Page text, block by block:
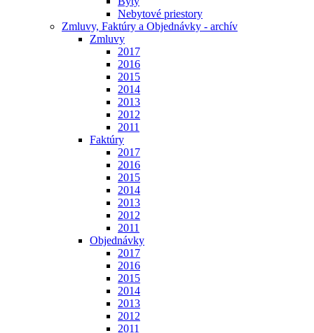
Nebytové priestory
Zmluvy, Faktúry a Objednávky - archív
Zmluvy
2017
2016
2015
2014
2013
2012
2011
Faktúry
2017
2016
2015
2014
2013
2012
2011
Objednávky
2017
2016
2015
2014
2013
2012
2011